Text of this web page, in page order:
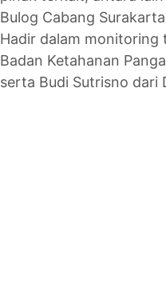
Bulog Cabang
Hadir dalam monitoring
Badan Ketahanan
serta Budi Sutrisno dari